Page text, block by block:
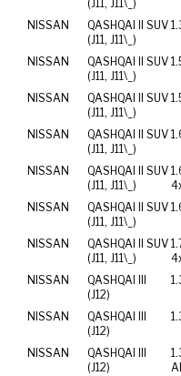
(J11, J11\_)
NISSAN
QASHQAI II SUV
(J11, J11\_)
NISSAN
QASHQAI II SUV
(J11, J11\_)
NISSAN
QASHQAI II SUV
(J11, J11\_)
NISSAN
QASHQAI II SUV
(J11, J11\_)
NISSAN
QASHQAI II SUV
(J11, J11\_)
NISSAN
QASHQAI II SUV
(J11, J11\_)
NISSAN
QASHQAI II SUV
(J11, J11\_)
NISSAN
QASHQAI III
(J12)
NISSAN
QASHQAI III
(J12)
NISSAN
QASHQAI III
(J12)